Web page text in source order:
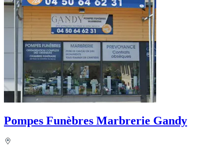
Pompes Funèbres Marbrerie Gandy